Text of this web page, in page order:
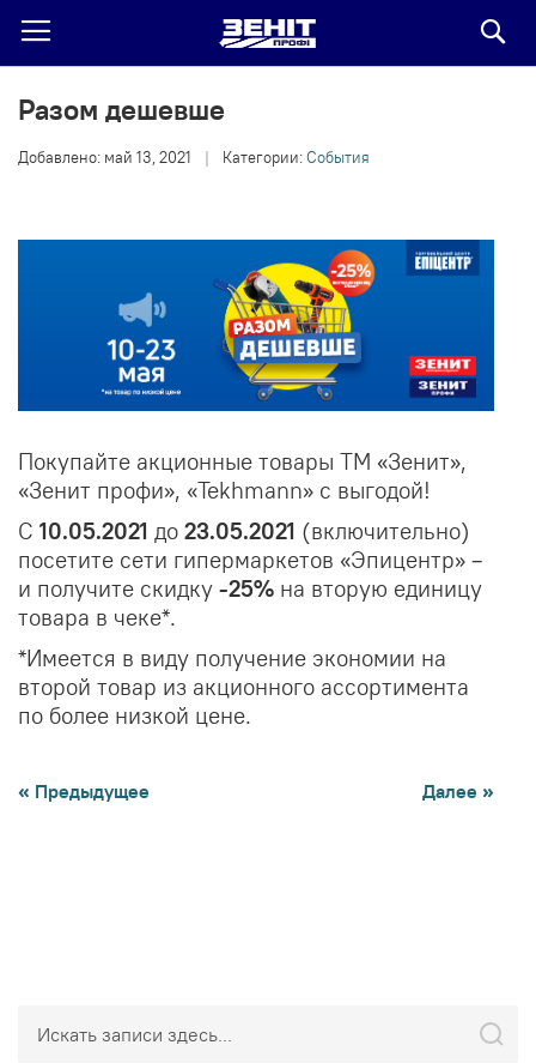
Разом дешевше
Добавлено: май 13, 2021 | Категории:События
Покупайте акционные товары ТМ «Зенит»,
«Зенит профи», «Tekhmann» с выгодой!
С 10.05.2021 до 23.05.2021 (включительно)
посетите сети гипермаркетов «Эпицентр» –
и получите скидку -25% на вторую единицу
товара в чеке*.
*Имеется в виду получение экономии на
второй товар из акционного ассортимента
по более низкой цене.
« Предыдущее Далее »